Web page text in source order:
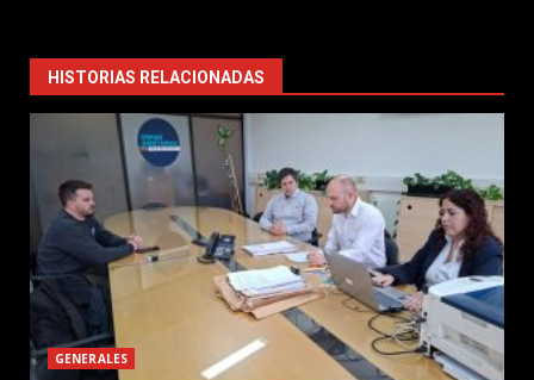
HISTORIAS RELACIONADAS
GENERALES